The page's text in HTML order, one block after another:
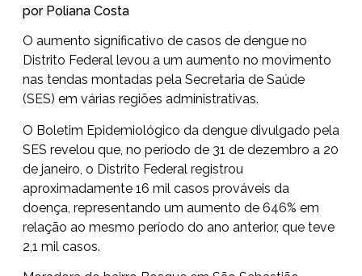
por Poliana Costa
O aumento significativo de casos de dengue no
Distrito Federal levou a um aumento no movimento
nas tendas montadas pela Secretaria de Saúde
(SES) em várias regiões administrativas.
O Boletim Epidemiológico da dengue divulgado pela
SES revelou que, no período de 31 de dezembro a 20
de janeiro, o Distrito Federal registrou
aproximadamente 16 mil casos prováveis da
doença, representando um aumento de 646% em
relação ao mesmo período do ano anterior, que teve
2,1 mil casos.